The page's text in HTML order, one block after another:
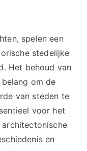
spelen een
stedelijke
Het behoud van
om de
van steden te
voor het
en